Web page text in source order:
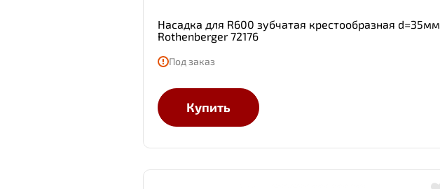
Насадка для R600 зубчатая крестообразная d=35мм
Rothenberger 72176
Под заказ
Купить